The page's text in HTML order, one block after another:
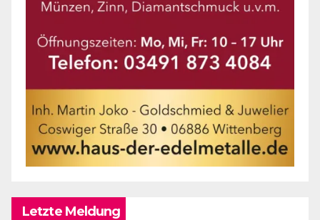
Letzte Meldung